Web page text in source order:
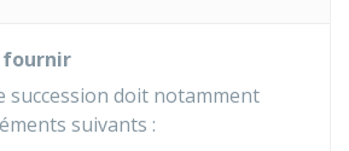
succession doit notamment
suivants :